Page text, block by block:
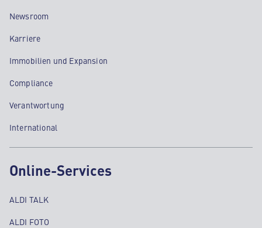
Newsroom
Karriere
Immobilien und Expansion
Compliance
Verantwortung
International
Online-Services
ALDI TALK
ALDI FOTO